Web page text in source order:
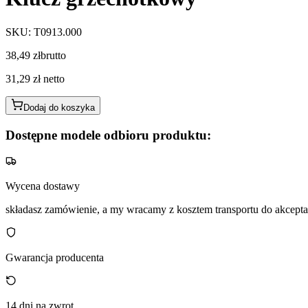
SKU: T0913.000
38,49 złbrutto
31,29 zł netto
Dodaj do koszyka
Dostępne modele odbioru produktu:
Wycena dostawy
składasz zamówienie, a my wracamy z kosztem transportu do
Gwarancja producenta